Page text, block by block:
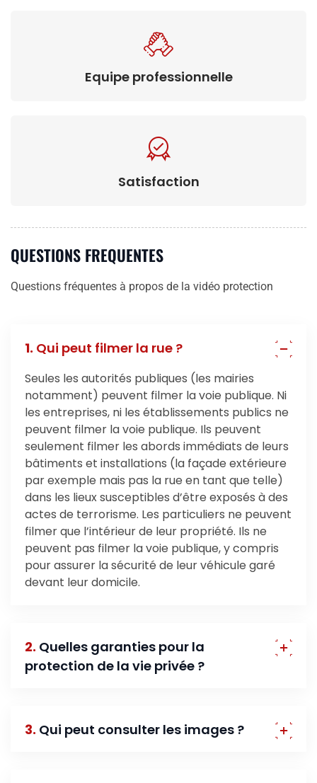
Equipe professionnelle
Satisfaction
QUESTIONS FREQUENTES
Questions fréquentes à propos de la vidéo protection
1. Qui peut filmer la rue ?
Seules les autorités publiques (les mairies
notamment) peuvent filmer la voie publique. Ni
les entreprises, ni les établissements publics ne
peuvent filmer la voie publique. Ils peuvent
seulement filmer les abords immédiats de leurs
bâtiments et installations (la façade extérieure
par exemple mais pas la rue en tant que telle)
dans les lieux susceptibles d’être exposés à des
actes de terrorisme. Les particuliers ne peuvent
filmer que l’intérieur de leur propriété. Ils ne
peuvent pas filmer la voie publique, y compris
pour assurer la sécurité de leur véhicule garé
devant leur domicile.
2. Quelles garanties pour la
protection de la vie privée ?
3. Qui peut consulter les images ?